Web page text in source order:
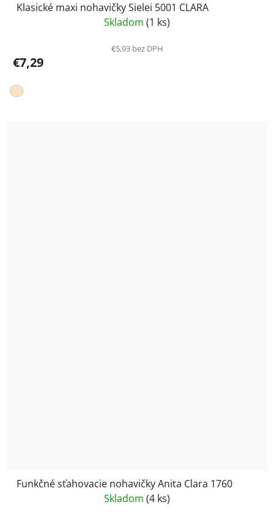
Klasické maxi nohavičky Sielei 5001 CLARA
Skladom (1 ks)
€5,93 bez DPH
€7,29
Funkčné sťahovacie nohavičky Anita Clara 1760
Skladom (4 ks)